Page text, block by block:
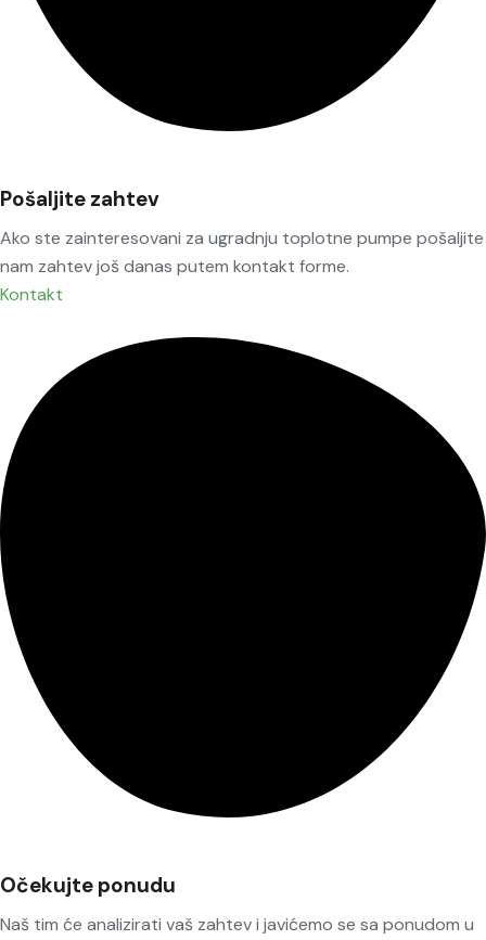
Pošaljite zahtev
Ako ste zainteresovani za ugradnju toplotne pumpe pošaljite
nam zahtev još danas putem kontakt forme.
Kontakt
Očekujte ponudu
Naš tim će analizirati vaš zahtev i javićemo se sa ponudom u